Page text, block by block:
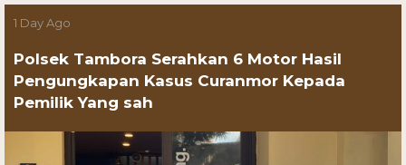
1 Day Ago
Polsek Tambora Serahkan 6 Motor Hasil
Pengungkapan Kasus Curanmor Kepada
Pemilik Yang sah